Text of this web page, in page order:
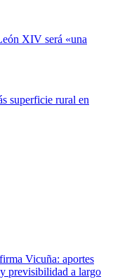
XIV será «una
superficie rural en
Vicuña: aportes
previsibilidad a largo